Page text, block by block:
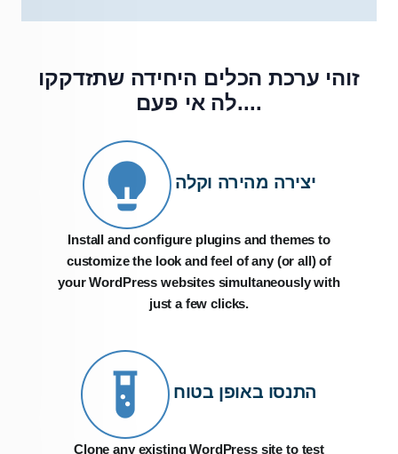
זוהי ערכת הכלים היחידה שתזדקקו
לה אי פעם....
יצירה מהירה וקלה
Install and configure plugins and themes to
customize the look and feel of any (or all) of
your WordPress websites simultaneously with
just a few clicks.
התנסו באופן בטוח
Clone any existing WordPress site to test